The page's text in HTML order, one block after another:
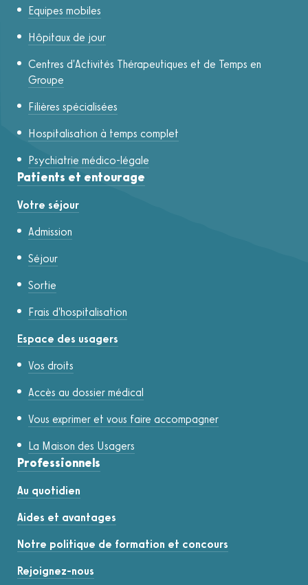
Equipes mobiles
Hôpitaux de jour
Centres d'Activités Thérapeutiques et de Temps en
Groupe
Filières spécialisées
Hospitalisation à temps complet
Psychiatrie médico-légale
Patients et entourage
Votre séjour
Admission
Séjour
Sortie
Frais d'hospitalisation
Espace des usagers
Vos droits
Accès au dossier médical
Vous exprimer et vous faire accompagner
La Maison des Usagers
Professionnels
Au quotidien
Aides et avantages
Notre politique de formation et concours
Rejoignez-nous